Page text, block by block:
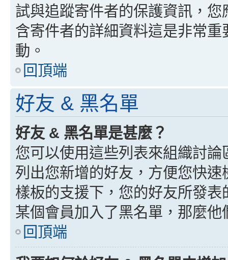
試與追蹤寄件者的保護資訊，
含寄件者的詳細資料這是非常
動。
回頂端
好友 & 黑名單
好友 & 黑名單是甚麼？
您可以使用這些列表來組織討
列出您新增的好友，方便您快
樣板的支援下，您的好友所發
某個會員加入了黑名單，那麼
回頂端